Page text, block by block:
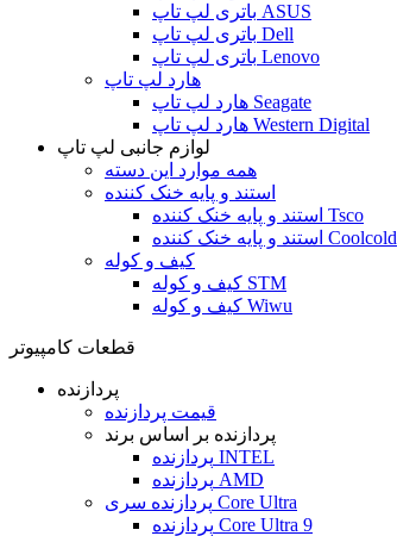
باتری لپ تاپ ASUS
باتری لپ تاپ Dell
باتری لپ تاپ Lenovo
هارد لپ تاپ
هارد لپ تاپ Seagate
هارد لپ تاپ Western Digital
لوازم جانبی لپ تاپ
همه موارد این دسته
استند و پایه خنک کننده
استند و پایه خنک کننده Tsco
استند و پایه خنک کننده Coolcold
کیف و کوله
کیف و کوله STM
کیف و کوله Wiwu
قطعات کامپیوتر
پردازنده
قیمت پردازنده
پردازنده بر اساس برند
پردازنده INTEL
پردازنده AMD
پردازنده سری Core Ultra
پردازنده Core Ultra 9